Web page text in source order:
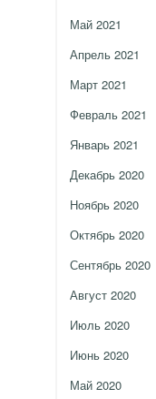
Май 2021
Апрель 2021
Март 2021
Февраль 2021
Январь 2021
Декабрь 2020
Ноябрь 2020
Октябрь 2020
Сентябрь 2020
Август 2020
Июль 2020
Июнь 2020
Май 2020